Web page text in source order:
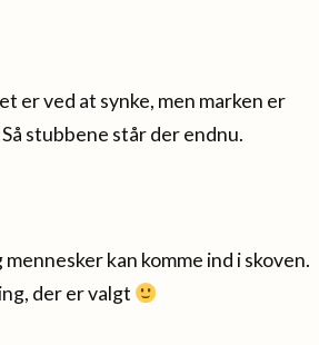
er ved at synke, men marken er
stubbene står der endnu.
kan komme ind i skoven.
der er valgt